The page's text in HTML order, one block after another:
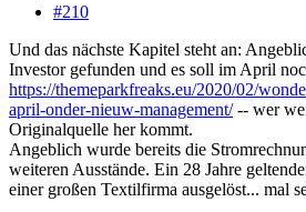
#210
Und das nächste Kapitel steht an:
Investor gefunden und es soll im April
https://themeparkfreaks.eu/2020/02/
april-onder-nieuw-management/-- wer
Originalquelle her kommt.
Angeblich wurde bereits die
weiteren Ausstände. Ein 28 Jahre
einer großen Textilfirma ausgelöst... mal